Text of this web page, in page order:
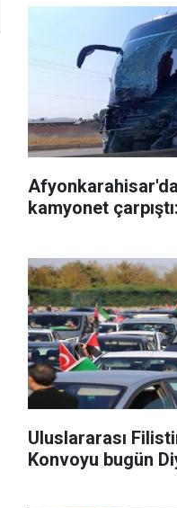
kamyonet
Uluslararası
Konvoyu bugün